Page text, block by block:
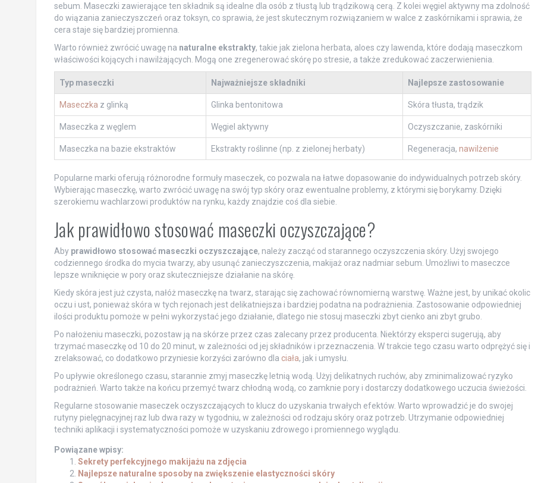
sebum. Maseczki zawierające ten składnik są idealne dla osób z tłustą lub trądzikową cerą. Z kolei węgiel aktywny ma zdolność
do wiązania zanieczyszczeń oraz toksyn, co sprawia, że jest skutecznym rozwiązaniem w walce z zaskórnikami i sprawia, że
cera staje się bardziej promienna.
Warto również zwrócić uwagę na naturalne ekstrakty, takie jak zielona herbata, aloes czy lawenda, które dodają maseczkom
właściwości kojących i nawilżających. Mogą one zregenerować skórę po stresie, a także zredukować zaczerwienienia.
Typ maseczki Najważniejsze składniki Najlepsze zastosowanie
Maseczka z glinką Glinka bentonitowa Skóra tłusta, trądzik
Maseczka z węglem Węgiel aktywny Oczyszczanie, zaskórniki
Maseczka na bazie ekstraktów Ekstrakty roślinne (np. z zielonej herbaty) Regeneracja, nawilżenie
Popularne marki oferują różnorodne formuły maseczek, co pozwala na łatwe dopasowanie do indywidualnych potrzeb skóry.
Wybierając maseczkę, warto zwrócić uwagę na swój typ skóry oraz ewentualne problemy, z którymi się borykamy. Dzięki
szerokiemu wachlarzowi produktów na rynku, każdy znajdzie coś dla siebie.
Jak prawidłowo stosować maseczki oczyszczające?
Aby prawidłowo stosować maseczki oczyszczające, należy zacząć od starannego oczyszczenia skóry. Użyj swojego
codziennego środka do mycia twarzy, aby usunąć zanieczyszczenia, makijaż oraz nadmiar sebum. Umożliwi to maseczce
lepsze wniknięcie w pory oraz skuteczniejsze działanie na skórę.
Kiedy skóra jest już czysta, nałóż maseczkę na twarz, starając się zachować równomierną warstwę. Ważne jest, by unikać okolic
oczu i ust, ponieważ skóra w tych rejonach jest delikatniejsza i bardziej podatna na podrażnienia. Zastosowanie odpowiedniej
ilości produktu pomoże w pełni wykorzystać jego działanie, dlatego nie stosuj maseczki zbyt cienko ani zbyt grubo.
Po nałożeniu maseczki, pozostaw ją na skórze przez czas zalecany przez producenta. Niektórzy eksperci sugerują, aby
trzymać maseczkę od 10 do 20 minut, w zależności od jej składników i przeznaczenia. W trakcie tego czasu warto odprężyć się i
zrelaksować, co dodatkowo przyniesie korzyści zarówno dla ciała, jak i umysłu.
Po upływie określonego czasu, starannie zmyj maseczkę letnią wodą. Użyj delikatnych ruchów, aby zminimalizować ryzyko
podrażnień. Warto także na końcu przemyć twarz chłodną wodą, co zamknie pory i dostarczy dodatkowego uczucia świeżości.
Regularne stosowanie maseczek oczyszczających to klucz do uzyskania trwałych efektów. Warto wprowadzić je do swojej
rutyny pielęgnacyjnej raz lub dwa razy w tygodniu, w zależności od rodzaju skóry oraz potrzeb. Utrzymanie odpowiedniej
techniki aplikacji i systematyczności pomoże w uzyskaniu zdrowego i promiennego wyglądu.
Powiązane wpisy:
Sekrety perfekcyjnego makijażu na zdjęcia
Najlepsze naturalne sposoby na zwiększenie elastyczności skóry